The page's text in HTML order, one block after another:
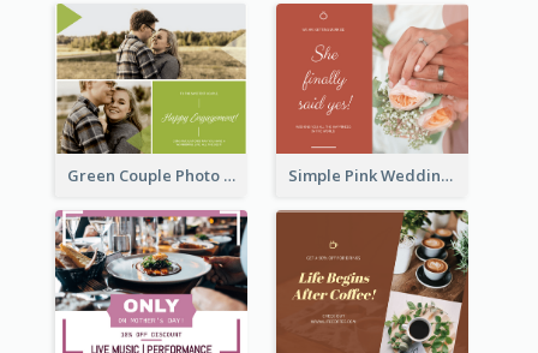
Green Couple Photo Happy Engagement Facebook Post Simple Pink Wedding Photo Facebook Post